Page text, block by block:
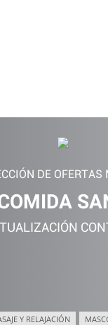
DE
Y RELAJACIÓN